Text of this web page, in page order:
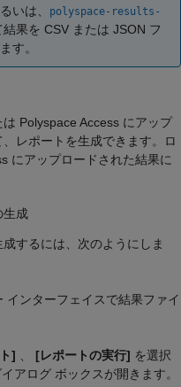
いは、
polyspace-results-
果を CSV または JSON フ
す。
Polyspace Access にアップ
レポートを生成できます。ロ
にアップロードされた結果に
生成
するには、次のようにしま
ンターフェイスで結果ファイ
] 、 [レポートの実行] を選択
アログ ボックスが開きます。